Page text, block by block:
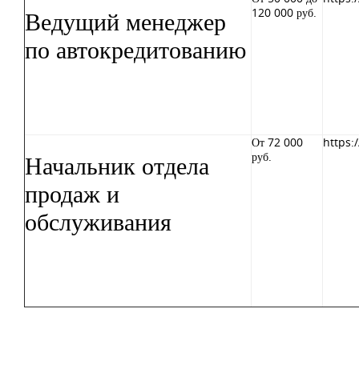
Ведущий менеджер
по автокредитованию
120 000 руб.
Начальник отдела
продаж и
обслуживания
От 72 000
руб.